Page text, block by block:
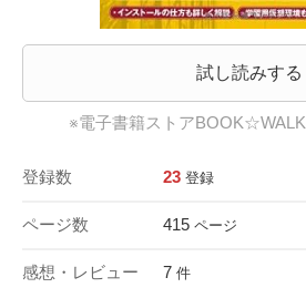
試し読みする
※電子書籍ストア
登録数 23 登録
ページ数 415 ページ
感想・レビュー 7 件